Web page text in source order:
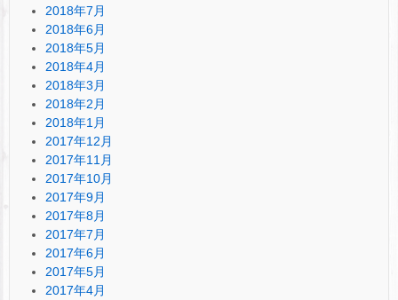
2018年7月
2018年6月
2018年5月
2018年4月
2018年3月
2018年2月
2018年1月
2017年12月
2017年11月
2017年10月
2017年9月
2017年8月
2017年7月
2017年6月
2017年5月
2017年4月